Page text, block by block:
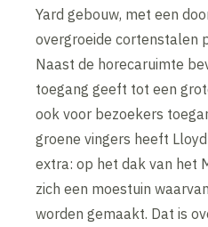
Yard gebouw, met een
overgroeide cortenstalen
Naast de horecaruimte
toegang geeft tot een
ook voor bezoekers
groene vingers heeft
extra: op het dak van het
zich een moestuin
worden gemaakt. Dat is